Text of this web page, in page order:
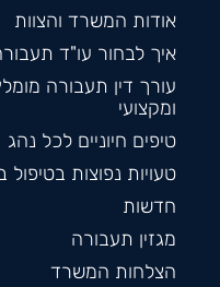
אודות המשרד והצוות
איך לבחור עו"ד
עורך דין תעבורה
ומקצועי
טיפים חיוניים לכל נהג
טעויות נפוצות בטיפול
חדשות
מגזין תעבורה
הצלחות המשרד